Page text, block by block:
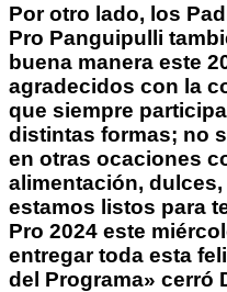
Por otro lado, los
Pro Panguipulli
buena manera este
agradecidos con la
que siempre
distintas formas; no
en otras ocaciones
alimentación,
estamos listos para
Pro 2024 este
entregar toda esta
del Programa» cerró